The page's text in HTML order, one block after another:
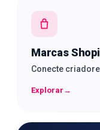
Marcas
Conecte
Explorar →